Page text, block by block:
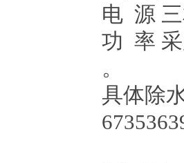
电 源
功 率 采
。
具体除